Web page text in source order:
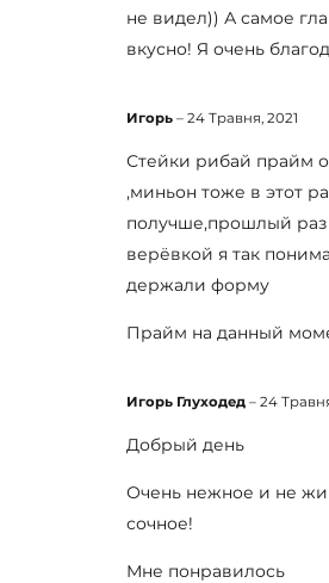
не видел)) А самое
вкусно! Я очень
Игорь – 24 Травня, 2021
Стейки рибай прайм
,миньон тоже в этот
получше,прошлый
верёвкой я так
держали форму
Прайм на данный
Игорь Глуходед – 24
Добрый день
Очень нежное и не
сочное!
Мне понравилось